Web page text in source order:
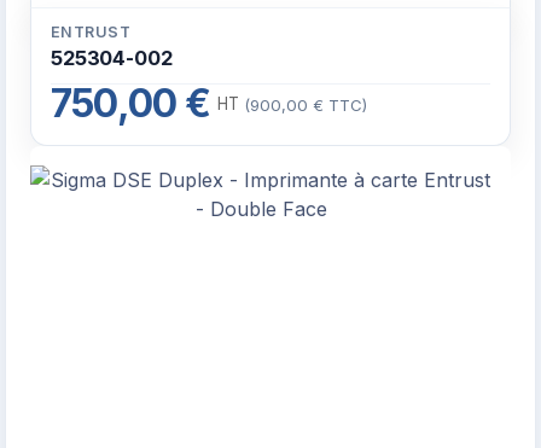
ENTRUST
525304-002
750,00 € HT (900,00 € TTC)